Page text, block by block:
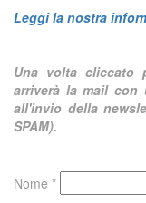
Leggi la nostra
Una volta cliccato
arriverà la mail con
all'invio della
SPAM).
Nome *